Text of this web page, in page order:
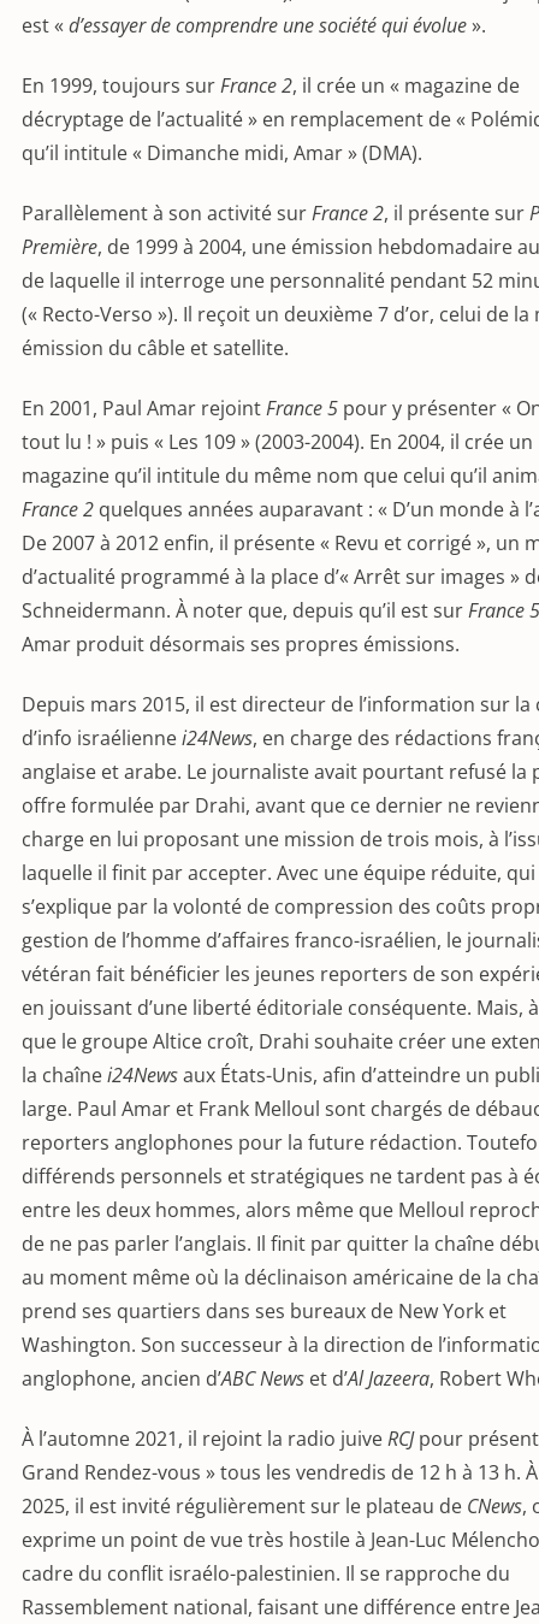
est « d’essayer de comprendre une société qui évolue».
En 1999, toujours surFrance 2, il crée un « magazine de
décryptage de l’actualité » en remplacement de «
qu’il intitule « Dimanche midi, Amar » (DMA).
Parallèlement à son activité surFrance 2, il présente sur
Première, de 1999 à 2004, une émission hebdomadaire
de laquelle il interroge une personnalité pendant 52
(« Recto-Verso »). Il reçoit un deuxième 7 d’or, celui de
émission du câble et satellite.
En 2001, Paul Amar rejointFrance 5 pour y présenter «
tout lu ! » puis « Les 109 » (2003-2004). En 2004, il crée
magazine qu’il intitule du même nom que celui qu’il
France 2 quelques années auparavant : « D’un monde à
De 2007 à 2012 enfin, il présente « Revu et corrigé », un
d’actualité programmé à la place d’« Arrêt sur images »
Schneidermann. À noter que, depuis qu’il est surFrance 5
Amar produit désormais ses propres émissions.
Depuis mars 2015, il est directeur de l’information sur la
d’info israéliennei24News, en charge des rédactions
anglaise et arabe. Le journaliste avait pourtant refusé la
offre formulée par Drahi, avant que ce dernier ne
charge en lui proposant une mission de trois mois, à
laquelle il finit par accepter. Avec une équipe réduite, qui
s’explique par la volonté de compression des coûts
gestion de l’homme d’affaires franco-israélien, le
vétéran fait bénéficier les jeunes reporters de son
en jouissant d’une liberté éditoriale conséquente. Mais,
que le groupe Altice croît, Drahi souhaite créer une
la chaînei24Newsaux États-Unis, afin d’atteindre un
large. Paul Amar et Frank Melloul sont chargés de
reporters anglophones pour la future rédaction.
différends personnels et stratégiques ne tardent pas à
entre les deux hommes, alors même que Melloul
de ne pas parler l’anglais. Il finit par quitter la chaîne
au moment même où la déclinaison américaine de la
prend ses quartiers dans ses bureaux de New York et
Washington. Son successeur à la direction de
anglophone, ancien d’ABC News et d’Al Jazeera, Robert
À l’automne 2021, il rejoint la radio juiveRCJpour
Grand Rendez-vous » tous les vendredis de 12 h à 13 h.
2025, il est invité régulièrement sur le plateau de CNews,
exprime un point de vue très hostile à Jean-Luc
cadre du conflit israélo-palestinien. Il se rapproche du
Rassemblement national, faisant une différence entre